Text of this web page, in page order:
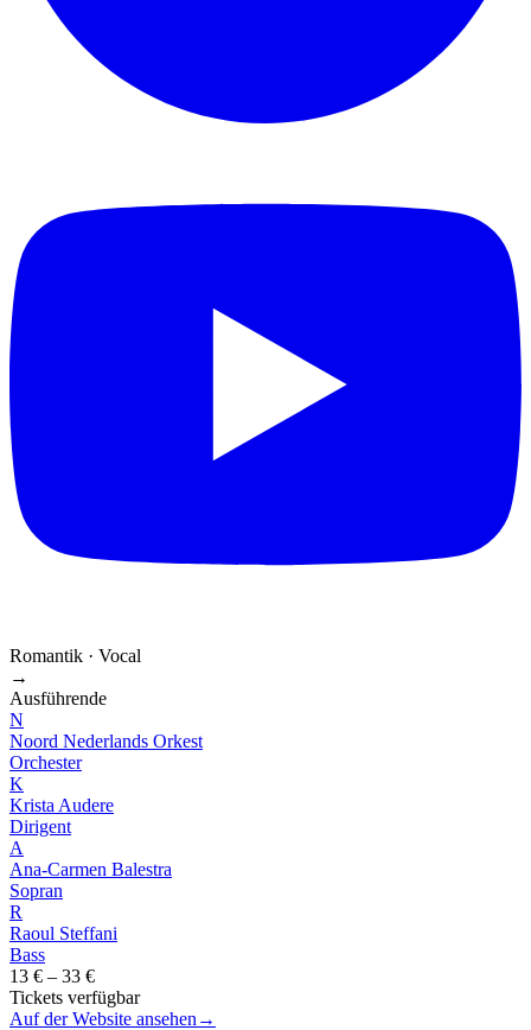
Romantik · Vocal
→
Ausführende
N
Noord Nederlands Orkest
Orchester
K
Krista Audere
Dirigent
A
Ana-Carmen Balestra
Sopran
R
Raoul Steffani
Bass
13 € – 33 €
Tickets verfügbar
Auf der Website ansehen →